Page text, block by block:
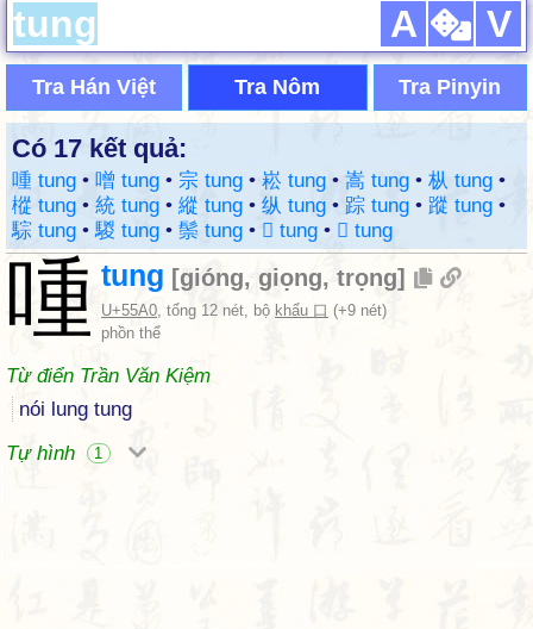
A V
Tra Hán Việt Tra Nôm Tra Pinyin
Có 17 kết quả:
喠 tung • 噌 tung • 宗 tung • 崧 tung • 嵩 tung • 枞 tung •
樅 tung • 統 tung • 縱 tung • 纵 tung • 踪 tung • 蹤 tung •
騌 tung •騣 tung • 鬃 tung • 𡀢 tung • 𫶜 tung
喠 tung [gióng, giọng, trọng]
U+55A0, tổng 12 nét, bộ khẩu 口 (+9 nét)
phồn thể
Từ điển Trần Văn Kiệm
nói lung tung
Tự hình
1